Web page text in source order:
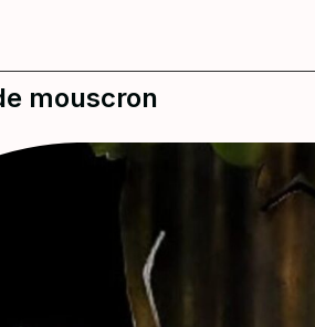
mouscron